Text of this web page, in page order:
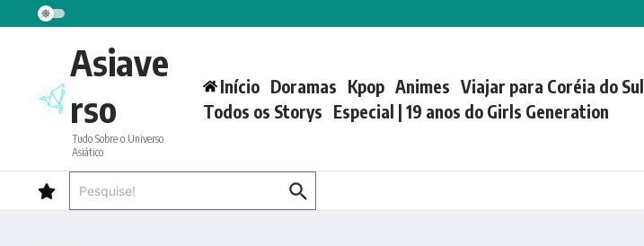
Ir para o conteúdo
Asiave
rso
Tudo Sobre o Universo
Asiático
Início Doramas Kpop Animes Viajar para Coréia do Sul
Todos os Storys Especial | 19 anos do Girls Generation